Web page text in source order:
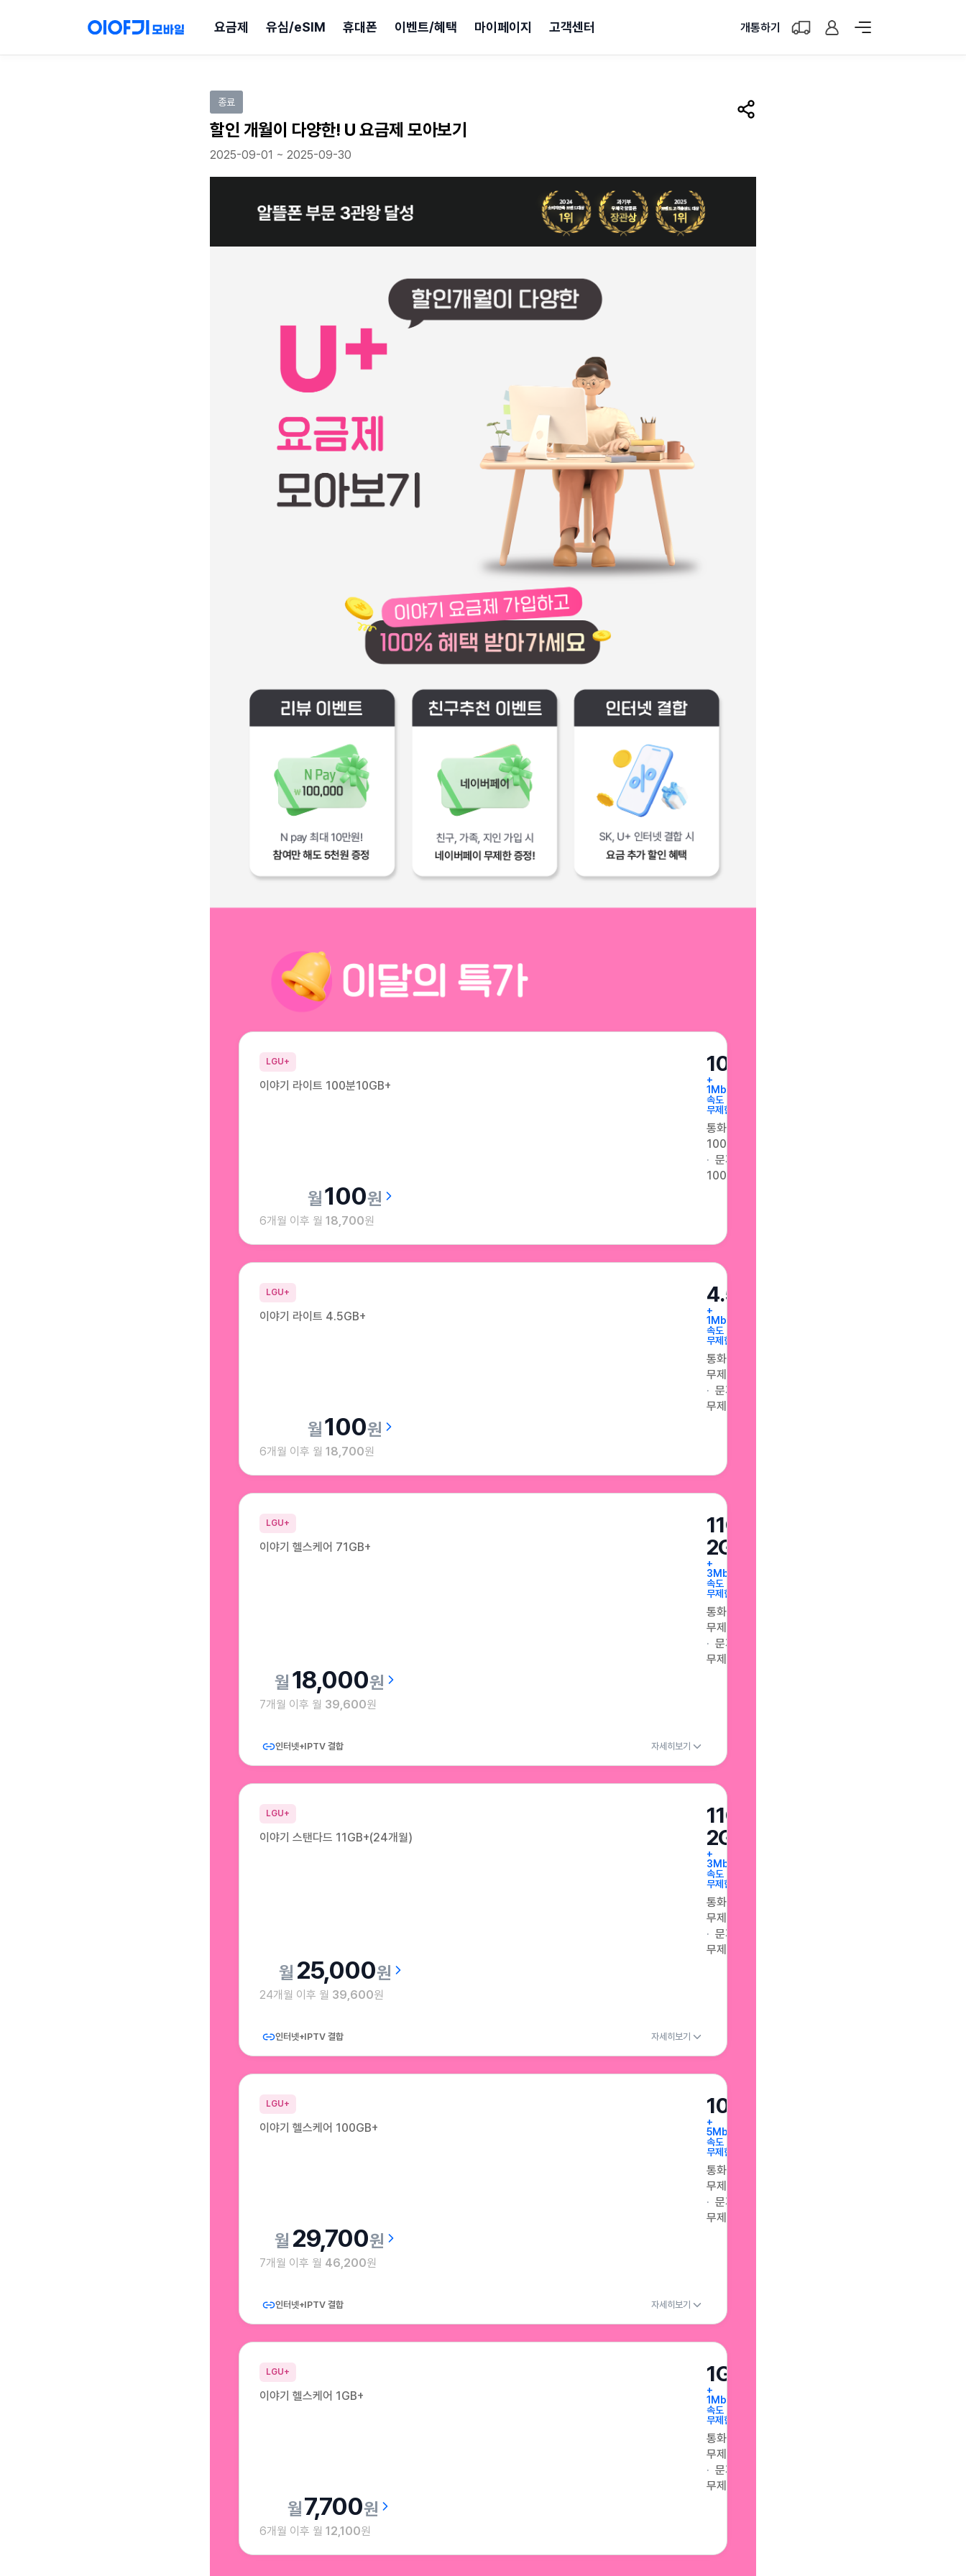
요금제 유심/eSIM 휴대폰 이벤트/혜택 마이페이지 고객센터 개통하기
종료
할인 개월이 다양한! U 요금제 모아보기
공유하기
2025-09-01 ~ 2025-09-30
LGU+
이야기 라이트 100분10GB+
10GB
+
1Mbps
속도
무제한
통화
100분
문자
100건
100원
6개월 이후 월 18,700원
LGU+
이야기 라이트 4.5GB+
4.5GB
+
1Mbps
속도
무제한
통화
무제한
문자
무제한
100원
6개월 이후 월 18,700원
LGU+
이야기 헬스케어 71GB+
11GB+매일
2GB
+
3Mbps
속도
무제한
통화
무제한
문자
무제한
18,000원
7개월 이후 월 39,600원
인터넷+IPTV 결합 자세히보기
LGU+
이야기 스탠다드 11GB+(24개월)
11GB+매일
2GB
+
3Mbps
속도
무제한
통화
무제한
문자
무제한
25,000원
24개월 이후 월 39,600원
인터넷+IPTV 결합 자세히보기
LGU+
이야기 헬스케어 100GB+
100GB
+
5Mbps
속도
무제한
통화
무제한
문자
무제한
29,700원
7개월 이후 월 46,200원
인터넷+IPTV 결합 자세히보기
LGU+
이야기 헬스케어 1GB+
1GB
+
1Mbps
속도
무제한
통화
무제한
문자
무제한
7,700원
6개월 이후 월 12,100원